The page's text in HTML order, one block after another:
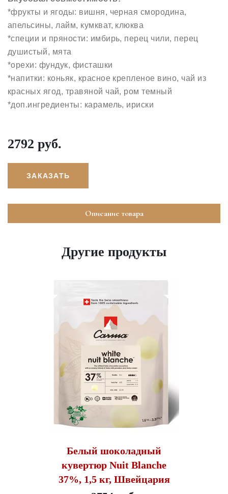
*фрукты и ягоды: вишня, черная смородина,
апельсины, лайм, кумкват, клюква
*специи и пряности: имбирь, перец чили, перец
душистый, мята
*орехи: фундук, фисташки
*напитки: коньяк, красное крепленое вино, чай из
красных ягод, травяной чай, ром темный
*доп.ингредиенты: карамель, ириски
2792 руб.
ЗАКАЗАТЬ
Описание товара
Другие продукты
Белый шоколадный
кувертюр Nuit Blanche
37%, 1,5 кг, Швейцария